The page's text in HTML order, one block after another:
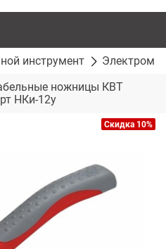
инструмент
ножницы КВТ
НКи-12у
Скидка 10%